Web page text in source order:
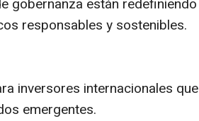
gobernanza están redefiniendo
responsables y sostenibles.
inversores internacionales que
emergentes.